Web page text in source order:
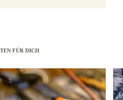
FÜR DICH
mehr